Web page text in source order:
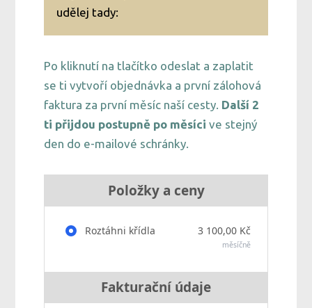
udělej tady:
Po kliknutí na tlačítko odeslat a zaplatit
se ti vytvoří objednávka a první zálohová
faktura za první měsíc naší cesty. Další 2
ti přijdou postupně po měsíci ve stejný
den do e-mailové schránky.
Položky a ceny
Roztáhni křídla 3 100,00 Kč
měsíčně
Fakturační údaje